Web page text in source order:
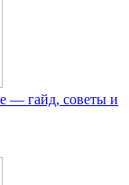
— гайд, советы и